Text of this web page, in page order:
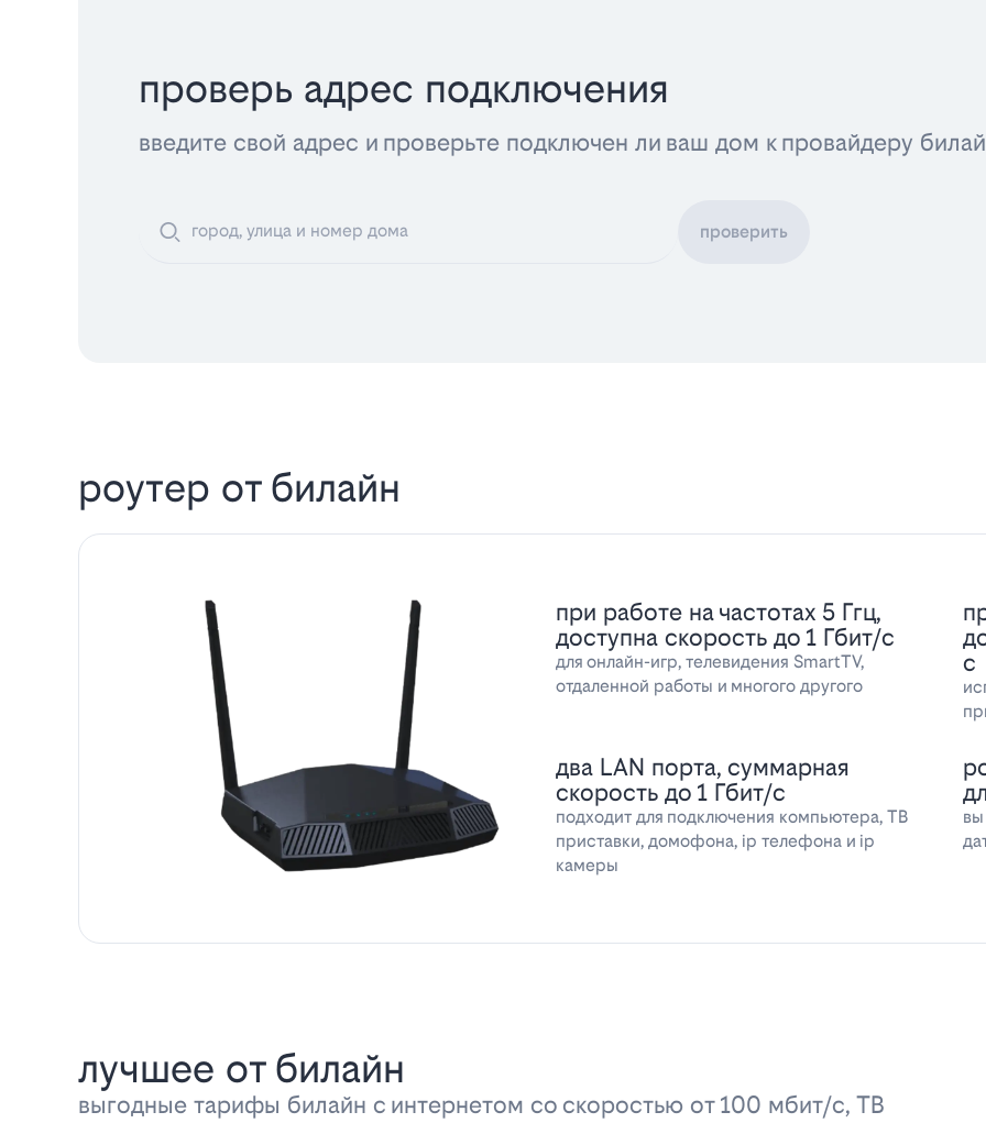
проверь адрес подключения
введите свой адрес и проверьте подключен ли ваш дом к провайдеру
проверить
роутер от билайн
при работе на частотах 5 Ггц,
доступна скорость до 1 Гбит/с
для онлайн-игр, телевидения SmartTV,
отдаленной работы и многого другого
с
два LAN порта, суммарная
скорость до 1 Гбит/с
подходит для подключения компьютера, ТВ
приставки, домофона, ip телефона и ip
камеры
лучшее от билайн
выгодные тарифы билайн с интернетом со скоростью от 100 мбит/с, ТВ